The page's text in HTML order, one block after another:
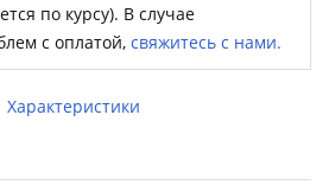
по курсу). В случае
с оплатой, свяжитесь с нами.
Характеристики